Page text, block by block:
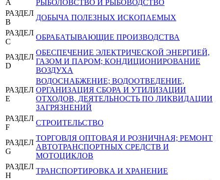
A
РЫБОЛОВСТВО И РЫБОВОДСТВО
РАЗДЕЛ
B
ДОБЫЧА ПОЛЕЗНЫХ ИСКОПАЕМЫХ
РАЗДЕЛ
C
ОБРАБАТЫВАЮЩИЕ ПРОИЗВОДСТВА
РАЗДЕЛ
D
ОБЕСПЕЧЕНИЕ ЭЛЕКТРИЧЕСКОЙ ЭНЕРГИЕЙ,
ГАЗОМ И ПАРОМ; КОНДИЦИОНИРОВАНИЕ
ВОЗДУХА
РАЗДЕЛ
E
ВОДОСНАБЖЕНИЕ; ВОДООТВЕДЕНИЕ,
ОРГАНИЗАЦИЯ СБОРА И УТИЛИЗАЦИИ
ОТХОДОВ, ДЕЯТЕЛЬНОСТЬ ПО ЛИКВИДАЦИИ
ЗАГРЯЗНЕНИЙ
РАЗДЕЛ
F
СТРОИТЕЛЬСТВО
РАЗДЕЛ
G
ТОРГОВЛЯ ОПТОВАЯ И РОЗНИЧНАЯ; РЕМОНТ
АВТОТРАНСПОРТНЫХ СРЕДСТВ И
МОТОЦИКЛОВ
РАЗДЕЛ
H
ТРАНСПОРТИРОВКА И ХРАНЕНИЕ